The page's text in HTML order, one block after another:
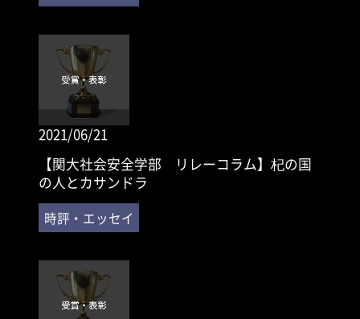
2021/06/21
【関大社会安全学部 リレーコラム】杞の国
の人とカサンドラ